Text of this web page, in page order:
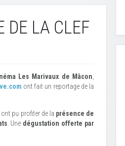
DE LA CLEF
Les Marivaux de Mâcon
ont fait un reportage de la
pu profiter de la présence de
. Une dégustation offerte par